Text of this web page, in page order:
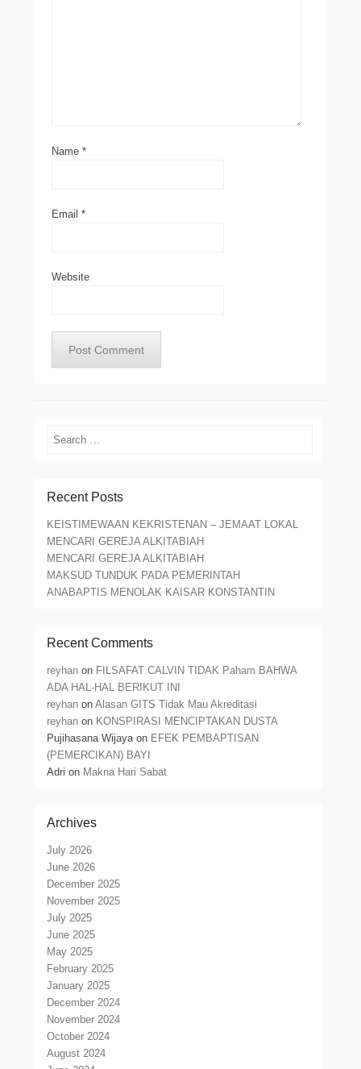
Name *
Email *
Website
Search
Recent Posts
KEISTIMEWAAN KEKRISTENAN – JEMAAT LOKAL
MENCARI GEREJA ALKITABIAH
MENCARI GEREJA ALKITABIAH
MAKSUD TUNDUK PADA PEMERINTAH
ANABAPTIS MENOLAK KAISAR KONSTANTIN
Recent Comments
reyhan on FILSAFAT CALVIN TIDAK Paham BAHWA
ADA HAL-HAL BERIKUT INI
reyhan onAlasan GITS Tidak Mau Akreditasi
reyhan on KONSPIRASI MENCIPTAKAN DUSTA
Pujihasana Wijayaon EFEK PEMBAPTISAN
(PEMERCIKAN) BAYI
Adri on Makna Hari Sabat
Archives
July 2026
June 2026
December 2025
November 2025
July 2025
June 2025
May 2025
February 2025
January 2025
December 2024
November 2024
October 2024
August 2024